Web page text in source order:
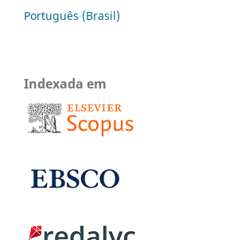
Português (Brasil)
Indexada em